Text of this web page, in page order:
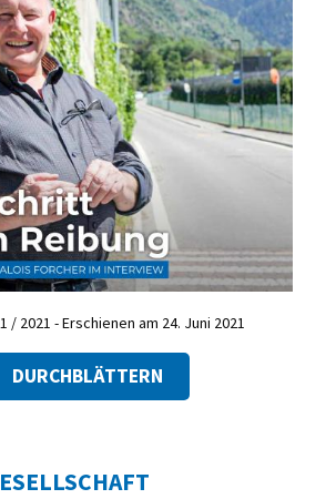
/ 2021 - Erschienen am 24. Juni 2021
DURCHBLÄTTERN